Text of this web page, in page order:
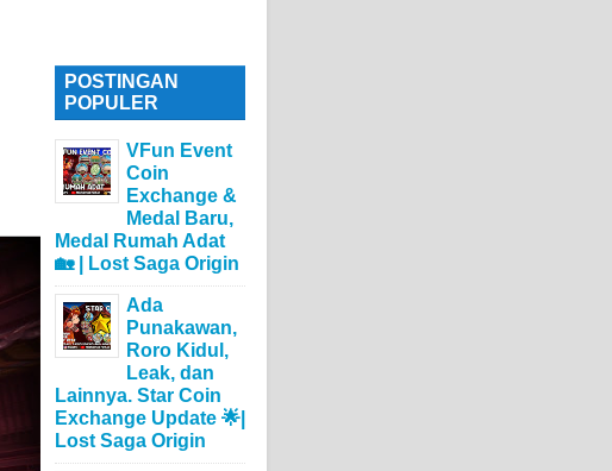
POSTINGAN
POPULER
VFun Event
Coin
Exchange &
Medal Baru,
Medal Rumah Adat
🏡 | Lost Saga Origin
Ada
Punakawan,
Roro Kidul,
Leak, dan
Lainnya. Star Coin
Exchange Update 🌟|
Lost Saga Origin